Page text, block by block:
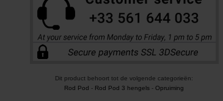
Dit product behoort tot de volgende categorieën:
Rod Pod - Rod Pod 3 hengels -Opruiming